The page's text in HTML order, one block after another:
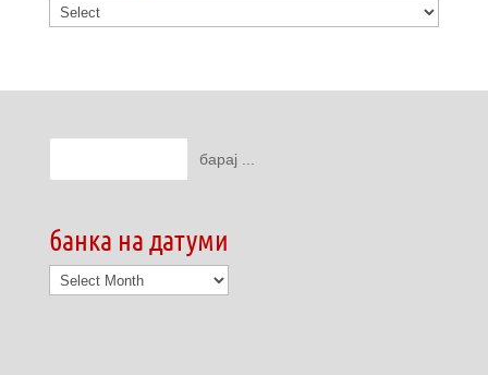
банка на датуми
банка
на